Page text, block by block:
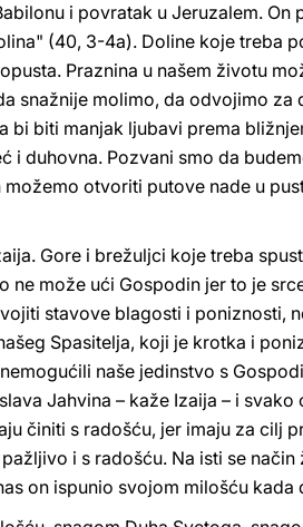
i povratak u Jeruzalem. On
(40, 3-4a). Doline koje treba
Praznina u našem životu
snažnije molimo, da odvojimo za
bi biti manjak ljubavi prema
i duhovna. Pozvani smo da
otvoriti putove nade u
Gore i brežuljci koje treba
ne može ući Gospodin jer to je
stavove blagosti i poniznosti,
Spasitelja, koji je krotka i
naše jedinstvo s
Jahvina – kaže Izaija – i
činiti s radošću, jer imaju za cilj
i s radošću. Na isti se
on ispunio svojom milošću kada